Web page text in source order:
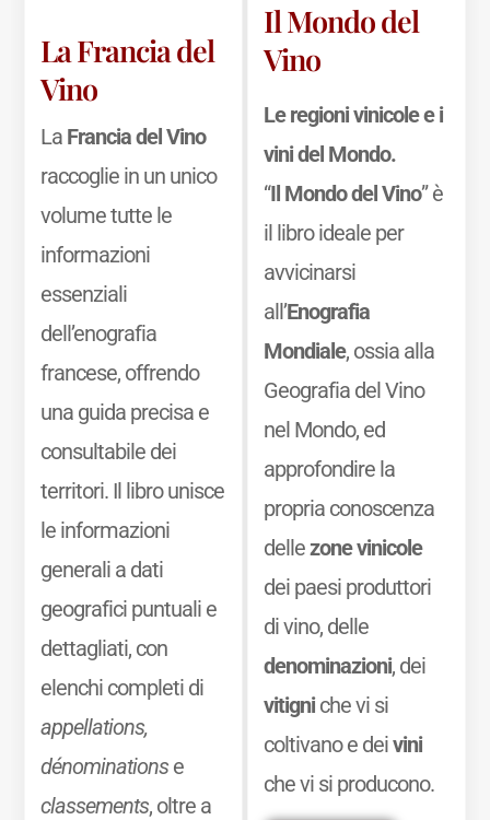
La Francia del
Vino
La Francia del Vino
raccoglie in un unico
volume tutte le
informazioni
essenziali
dell’enografia
francese, offrendo
una guida precisa e
consultabile dei
territori. Il libro unisce
le informazioni
generali a dati
geografici puntuali e
dettagliati, con
elenchi completi di
appellations,
dénominationse
classements, oltre a
Il Mondo del
Vino
Le regioni vinicole e i
vini del Mondo.
“Il Mondo del Vino” è
il libro ideale per
avvicinarsi
all’Enografia
Mondiale, ossia alla
Geografia del Vino
nel Mondo, ed
approfondire la
propria conoscenza
dellezone vinicole
dei paesi produttori
di vino, delle
denominazioni, dei
vitigniche vi si
coltivano e deivini
che vi si producono.